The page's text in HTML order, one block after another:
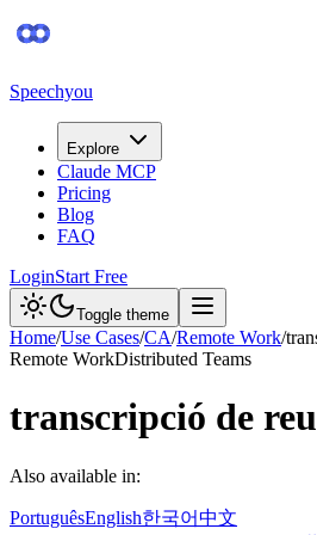
Speechyou
Explore
Claude MCP
Pricing
Blog
FAQ
LoginStart Free
Toggle theme
Home/Use Cases/CA/Remote Work/
Remote WorkDistributed Teams
transcripció de
Also available in:
PortuguêsEnglish한국어中文